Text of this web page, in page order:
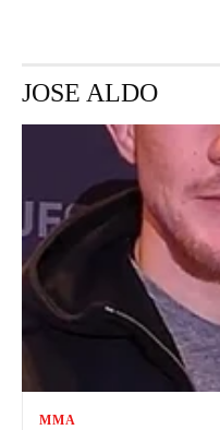
JOSE ALDO
MMA